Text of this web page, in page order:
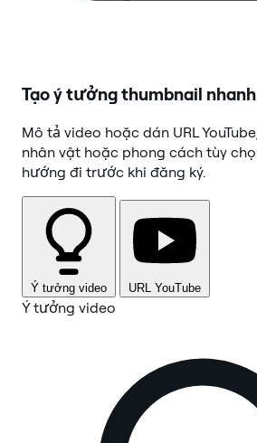
Tạo ý tưởng thumbnail nhanh
Mô tả video hoặc dán URL
nhân vật hoặc phong cách tùy
hướng đi trước khi đăng ký.
Ý tưởng video URL YouTube
Ý tưởng video